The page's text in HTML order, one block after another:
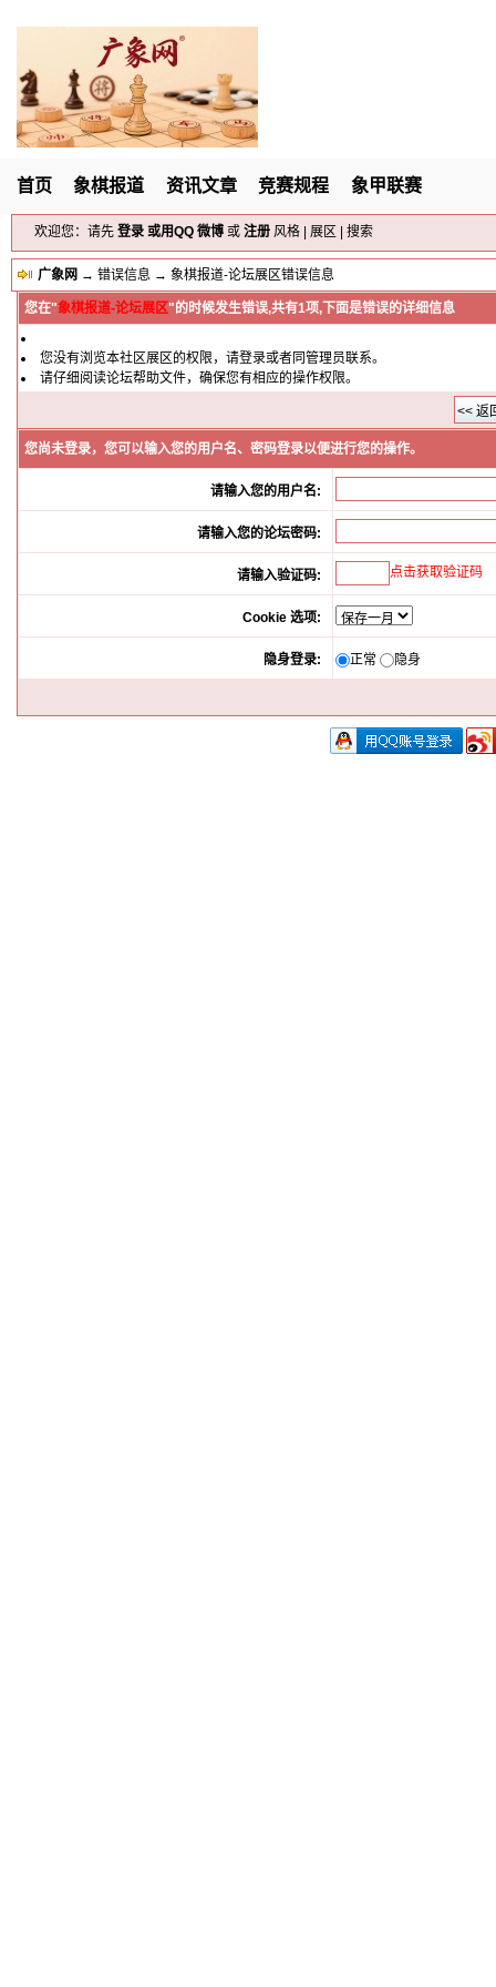
首页 象棋报道 资讯文章 竞赛规程 象甲联赛
欢迎您：请先 登录 或用QQ 微博 或 注册 风格 展区 搜索
广象网 → 错误信息 → 象棋报道-论坛展区错误信息
您在"象棋报道-论坛展区"的时候发生错误,共有1项,下面是错误的详细信息
您没有浏览本社区展区的权限，请登录或者同管理员联系。
请仔细阅读论坛帮助文件，确保您有相应的操作权限。
您尚未登录，您可以输入您的用户名、密码登录以便进行您的操作。
请输入您的用户名:
请输入您的论坛密码:
请输入验证码: 点击获取验证码
Cookie 选项:
隐身登录: 正常 隐身